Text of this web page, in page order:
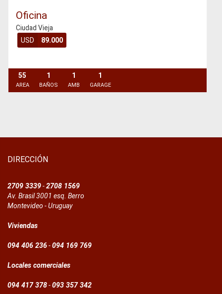
Oficina
Ciudad Vieja
USD
89.000
55
AREA
1
BAÑOS
1
AMB
1
GARAGE
DIRECCIÓN
2709 3339-2708 1569
Av. Brasil 3001 esq. Berro
Montevideo - Uruguay
Viviendas
094 406 236-094 169 769
Locales comerciales
094 417 378-093 357 342